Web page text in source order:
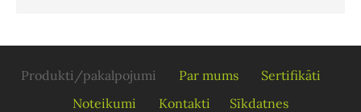
Produkti/pakalpojumi Par mums
Sertifikāti
Noteikumi
Kontakti Sīkdatnes